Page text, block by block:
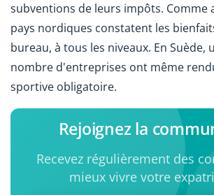
subventions de leurs impôts. Comme
pays nordiques constatent les
bureau, à tous les niveaux. En Suède,
nombre d'entreprises ont même
sportive obligatoire.
Rejoignez la
Recevez régulièrement des
mieux vivre votre